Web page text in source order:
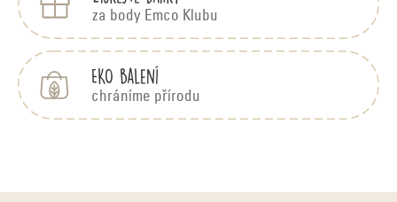
za body Emco Klubu
EKO balení
chráníme přírodu